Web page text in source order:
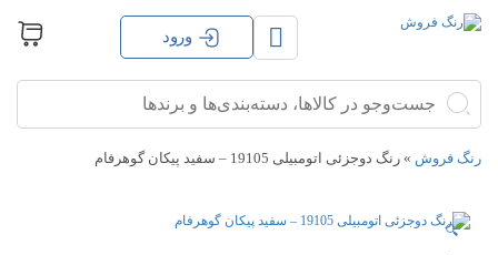
جستجو
برای:
جستجو
ورود
رنگ فروش » رنگ دوجزئی اتومبیلی 19105 – سفید پیکان گوهرفام
🔍